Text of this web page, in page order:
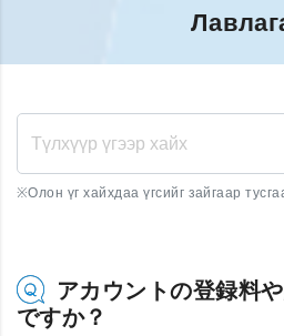
※Олон үг хайхдаа үгсийг зайгаар
アカウントの登録料
ですか？